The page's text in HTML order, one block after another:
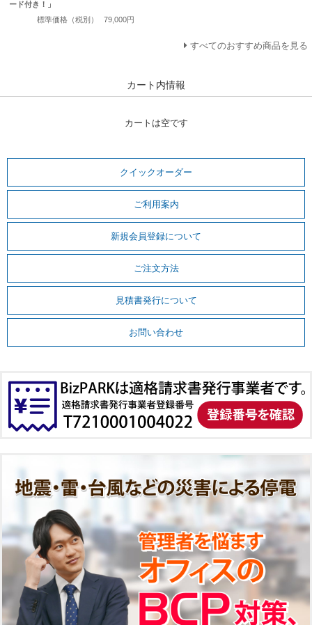
ード付き！」
標準価格（税別）
79,000円
すべてのおすすめ商品を見る
カート内情報
カートは空です
クイックオーダー
ご利用案内
新規会員登録について
ご注文方法
見積書発行について
お問い合わせ